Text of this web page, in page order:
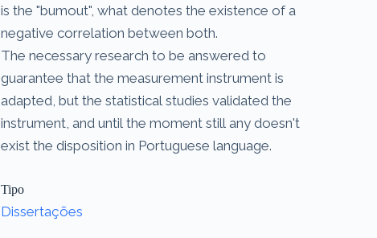
is the "bumout", what denotes the existence of a
negative correlation between both.
The necessary research to be answered to
guarantee that the measurement instrument is
adapted, but the statistical studies validated the
instrument, and until the moment still any doesn't
exist the disposition in Portuguese language.
Tipo
Dissertações